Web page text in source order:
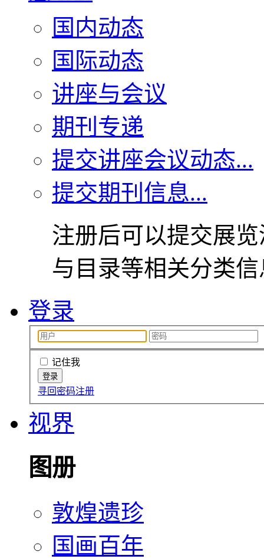
国内动态
国际动态
讲座与会议
期刊专递
提交讲座会议动态...
提交期刊信息...
注册后可以提交展
与目录等相关分类
登录
记住我
寻回密码注册
视界
图册
敦煌遗珍
国画百年